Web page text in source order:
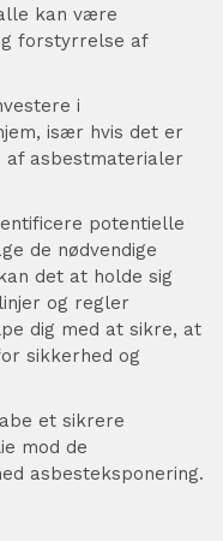
kan være
forstyrrelse af
i
især hvis det er
af asbestmaterialer
potentielle
de nødvendige
det at holde sig
og regler
dig med at sikre, at
sikkerhed og
et sikrere
mod de
asbesteksponering.